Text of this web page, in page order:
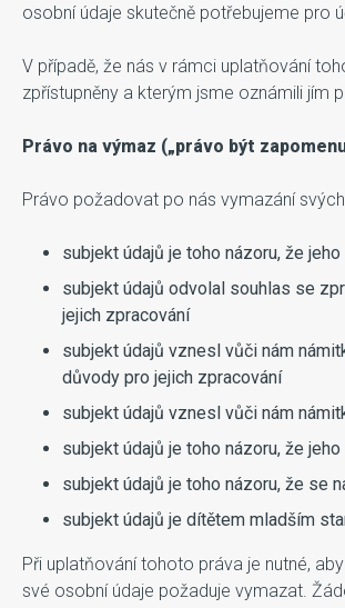
osobní údaje skutečně potřebujeme pro
V případě, že nás v rámci uplatňování
zpřístupněny a kterým jsme oznámili jím
Právo na výmaz („právo být
Právo požadovat po nás vymazání
subjekt údajů je toho názoru, že
subjekt údajů odvolal souhlas se
jejich zpracování
subjekt údajů vznesl vůči nám
důvody pro jejich zpracování
subjekt údajů vznesl vůči nám
subjekt údajů je toho názoru, že
subjekt údajů je toho názoru, že se
subjekt údajů je dítětem mladším
Při uplatňování tohoto práva je nutné,
své osobní údaje požaduje vymazat.